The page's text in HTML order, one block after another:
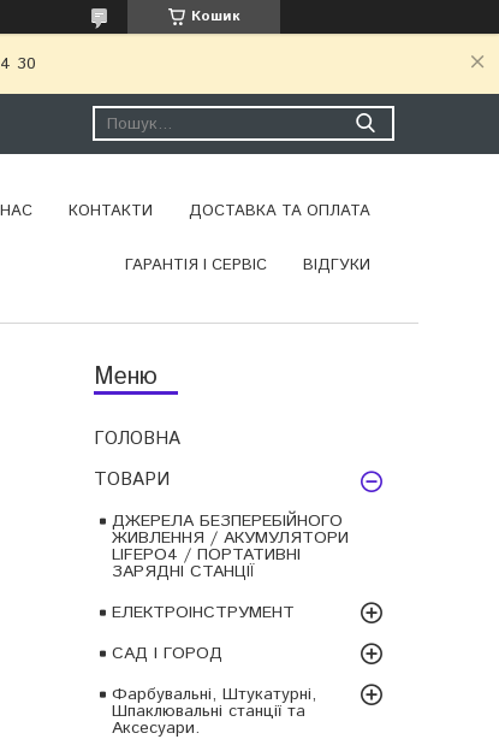
Кошик
30
КОНТАКТИ ДОСТАВКА ТА ОПЛАТА
ГАРАНТІЯ І СЕРВІС ВІДГУКИ
ГОЛОВНА
ТОВАРИ
ДЖЕРЕЛА БЕЗПЕРЕБІЙНОГО
ЖИВЛЕННЯ / АКУМУЛЯТОРИ
LIFEPO4 / ПОРТАТИВНІ
ЗАРЯДНІ СТАНЦІЇ
ЕЛЕКТРОІНСТРУМЕНТ
САД І ГОРОД
Фарбувальні, Штукатурні,
Шпаклювальні станції та
Аксесуари.